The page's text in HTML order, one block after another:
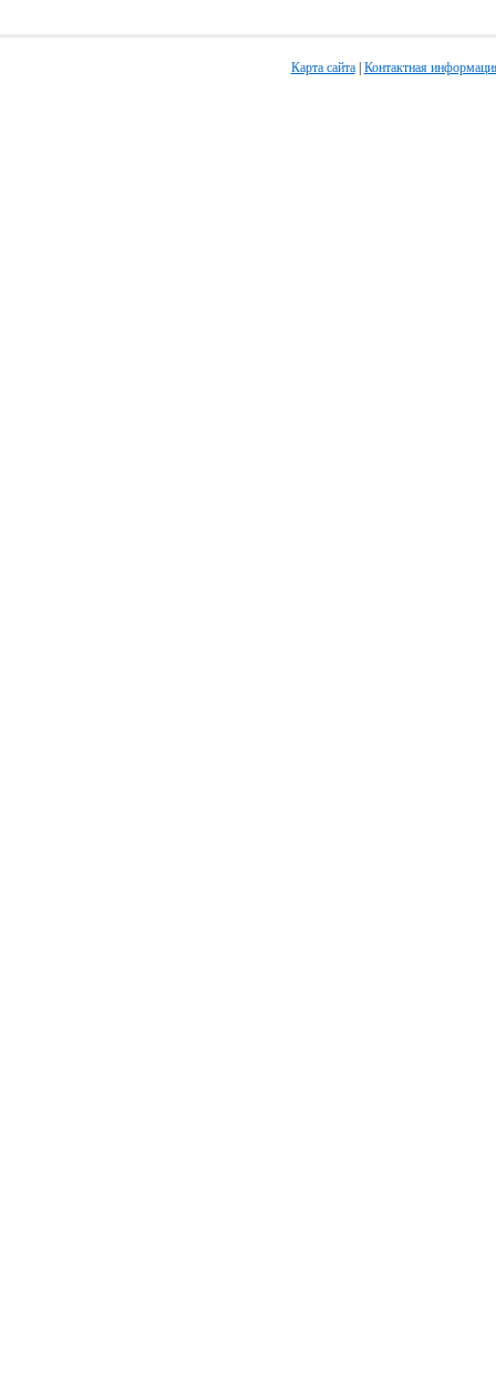
Карта сайта| Контактная